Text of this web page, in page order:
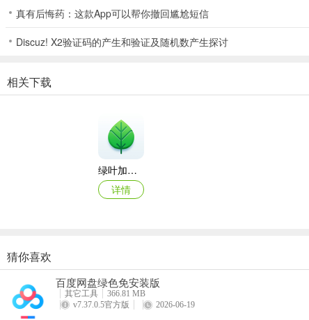
应用亮点
真有后悔药：这款App可以帮你撤回尴尬短信
Discuz! X2验证码的产生和验证及随机数产生探讨
相关下载
绿叶加速器app
详情
VEGA云电脑app
详情
猜你喜欢
百度网盘绿色免安装版
其它工具
366.81 MB
v7.37.0.5官方版
2026-06-19